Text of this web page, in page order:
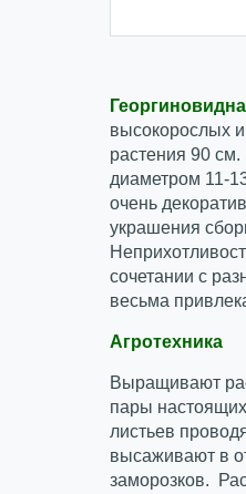
высокорослых
растения 90
диаметром 11-
очень
украшения
сочетании с
весьма
Агротехника
Выращивают
пары
листьев
высаживают в
заморозков.